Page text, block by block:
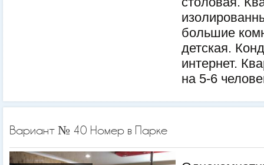
большие
детская.
интернет.
на 5-6
Вариант № 40 Номер в Парке